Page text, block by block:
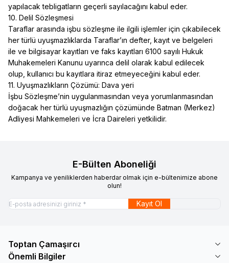
yapılacak tebligatların geçerli sayılacağını kabul eder.
10. Delil Sözleşmesi
Taraflar arasında işbu sözleşme ile ilgili işlemler için çıkabilecek
her türlü uyuşmazlıklarda Taraflar’ın defter, kayıt ve belgeleri
ile ve bilgisayar kayıtları ve faks kayıtları 6100 sayılı Hukuk
Muhakemeleri Kanunu uyarınca delil olarak kabul edilecek
olup, kullanıcı bu kayıtlara itiraz etmeyeceğini kabul eder.
11. Uyuşmazlıkların Çözümü: Dava yeri
İşbu Sözleşme’nin uygulanmasından veya yorumlanmasından
doğacak her türlü uyuşmazlığın çözümünde Batman (Merkez)
Adliyesi Mahkemeleri ve İcra Daireleri yetkilidir.
E-Bülten Aboneliği
Kampanya ve yeniliklerden haberdar olmak için e-bültenimize abone
olun!
Kayıt Ol
Toptan Çamaşırcı
Önemli Bilgiler